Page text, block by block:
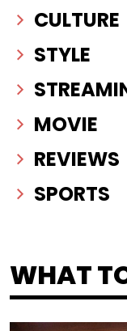
CULTURE
STYLE
MOVIE
REVIEWS
SPORTS
WHAT